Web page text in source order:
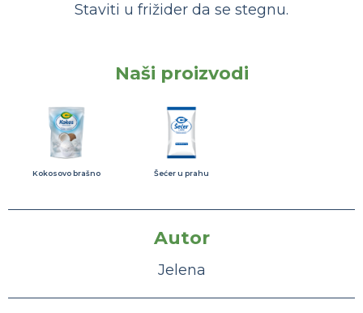
Staviti u frižider da se stegnu.
Naši proizvodi
Kokosovo brašno Šećer u prahu
Autor
Jelena